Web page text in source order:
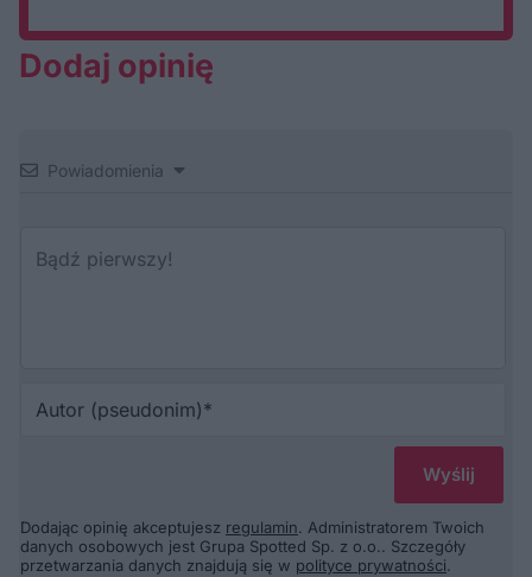
Dodaj opinię
Powiadomienia
Dodając opinię akceptujesz regulamin. Administratorem Twoich
danych osobowych jest Grupa Spotted Sp. z o.o.. Szczegóły
przetwarzania danych znajdują się w polityce prywatności.